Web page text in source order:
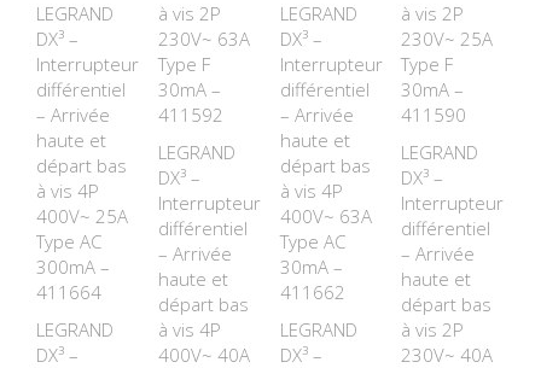
LEGRAND
DX³ –
Interrupteur
différentiel
– Arrivée
haute et
départ bas
à vis 4P
400V~ 25A
Type AC
300mA –
411664
LEGRAND
DX³ –
à vis 2P
230V~ 63A
Type F
30mA –
411592
LEGRAND
DX³ –
Interrupteur
différentiel
– Arrivée
haute et
départ bas
à vis 4P
400V~ 40A
LEGRAND
DX³ –
Interrupteur
différentiel
– Arrivée
haute et
départ bas
à vis 4P
400V~ 63A
Type AC
30mA –
411662
LEGRAND
DX³ –
à vis 2P
230V~ 25A
Type F
30mA –
411590
LEGRAND
DX³ –
Interrupteur
différentiel
– Arrivée
haute et
départ bas
à vis 2P
230V~ 40A